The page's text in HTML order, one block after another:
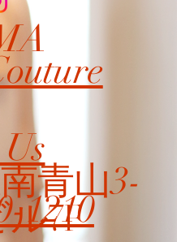
1210
青山3-
ル7F